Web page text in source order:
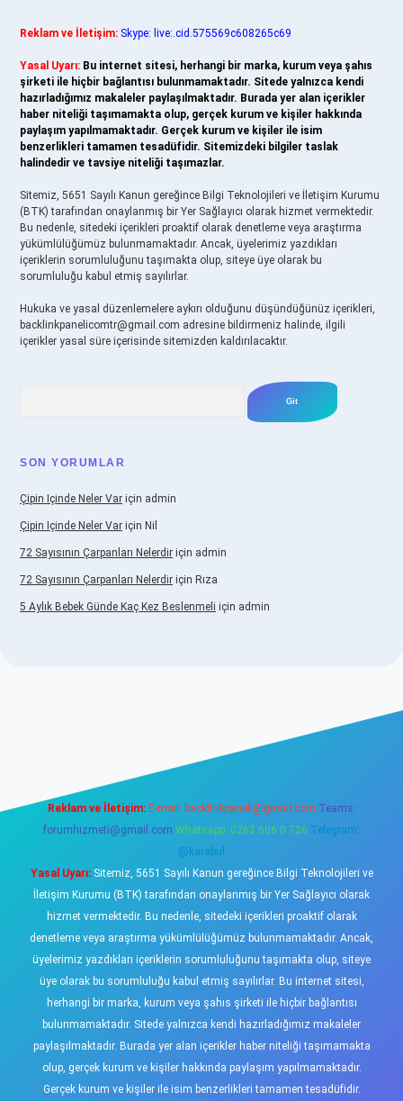
Reklam ve İletişim: Skype: live:.cid.575569c608265c69
Yasal Uyarı: Bu internet sitesi, herhangi bir marka, kurum veya şahıs
şirketi ile hiçbir bağlantısı bulunmamaktadır. Sitede yalnızca kendi
hazırladığımız makaleler paylaşılmaktadır. Burada yer alan içerikler
haber niteliği taşımamakta olup, gerçek kurum ve kişiler hakkında
paylaşım yapılmamaktadır. Gerçek kurum ve kişiler ile isim
benzerlikleri tamamen tesadüfidir. Sitemizdeki bilgiler taslak
halindedir ve tavsiye niteliği taşımazlar.
Sitemiz, 5651 Sayılı Kanun gereğince Bilgi Teknolojileri ve İletişim Kurumu
(BTK) tarafından onaylanmış bir Yer Sağlayıcı olarak hizmet vermektedir.
Bu nedenle, sitedeki içerikleri proaktif olarak denetleme veya araştırma
yükümlülüğümüz bulunmamaktadır. Ancak, üyelerimiz yazdıkları
içeriklerin sorumluluğunu taşımakta olup, siteye üye olarak bu
sorumluluğu kabul etmiş sayılırlar.
Hukuka ve yasal düzenlemelere aykırı olduğunu düşündüğünüz içerikleri,
backlinkpanelicomtr@gmail.com adresine bildirmeniz halinde, ilgili
içerikler yasal süre içerisinde sitemizden kaldırılacaktır.
SON YORUMLAR
Çipin Içinde Neler Var için admin
Çipin Içinde Neler Var için Nil
72 Sayısının Çarpanları Nelerdir için admin
72 Sayısının Çarpanları Nelerdir için Rıza
5 Aylık Bebek Günde Kaç Kez Beslenmeli için admin
Reklam ve İletişim: E-mail: backlinkpaneli@gmail.com Teams:
forumhizmeti@gmail.com Whatsapp: 0262 606 0 726 Telegram:
@karabul
Yasal Uyarı:Sitemiz, 5651 Sayılı Kanun gereğince Bilgi Teknolojileri ve
İletişim Kurumu (BTK) tarafından onaylanmış bir Yer Sağlayıcı olarak
hizmet vermektedir. Bu nedenle, sitedeki içerikleri proaktif olarak
denetleme veya araştırma yükümlülüğümüz bulunmamaktadır. Ancak,
üyelerimiz yazdıkları içeriklerin sorumluluğunu taşımakta olup, siteye
üye olarak bu sorumluluğu kabul etmiş sayılırlar. Bu internet sitesi,
herhangi bir marka, kurum veya şahıs şirketi ile hiçbir bağlantısı
bulunmamaktadır. Sitede yalnızca kendi hazırladığımız makaleler
paylaşılmaktadır. Burada yer alan içerikler haber niteliği taşımamakta
olup, gerçek kurum ve kişiler hakkında paylaşım yapılmamaktadır.
Gerçek kurum ve kişiler ile isim benzerlikleri tamamen tesadüfidir.